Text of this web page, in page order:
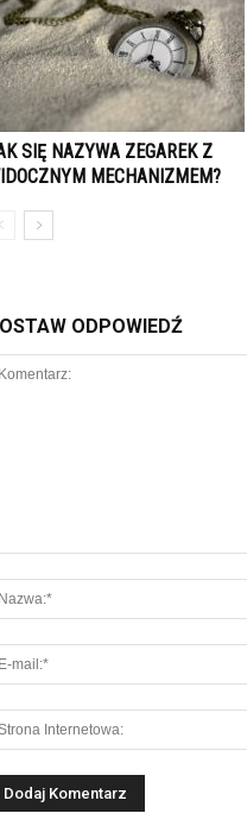
SIĘ NAZYWA ZEGAREK Z
MECHANIZMEM?
ODPOWIEDŹ